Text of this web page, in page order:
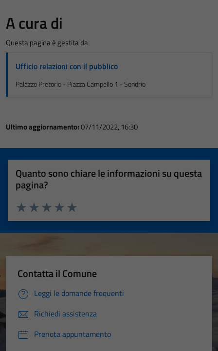
A cura di
Questa pagina è gestita da
Ufficio relazioni con il pubblico
Palazzo Pretorio - Piazza Campello 1 - Sondrio
Ultimo aggiornamento:07/11/2022, 16:30
Quanto sono chiare le informazioni su questa
pagina?
Valuta 5 stelle su 5
Valuta 4 stelle su 5
Valuta 3 stelle su 5
Valuta 2 stelle su 5
Valuta 1 stelle su 5
Contatta il Comune
Leggi le domande frequenti
Richiedi assistenza
Prenota appuntamento